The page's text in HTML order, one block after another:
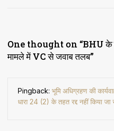
One thought on “BHU के
मामले में VC से जवाब तलब”
Pingback: भूमि अधिग्रहण की
धारा 24 (2) के तहत रद्द नहीं किया